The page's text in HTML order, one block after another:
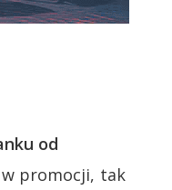
od
w promocji, tak